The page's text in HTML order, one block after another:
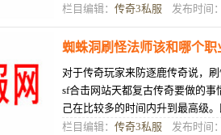
栏目编辑： 传奇3私服 发布时间
蜘蛛洞刷怪法师该和哪个职
对于传奇玩家来防逐鹿传奇说，
sf合击网站天都复古传奇要做的
己在比较多的时间内升到最高级
就不得不提传奇发布网站到经验值
栏目编辑： 传奇3私服 发布时间